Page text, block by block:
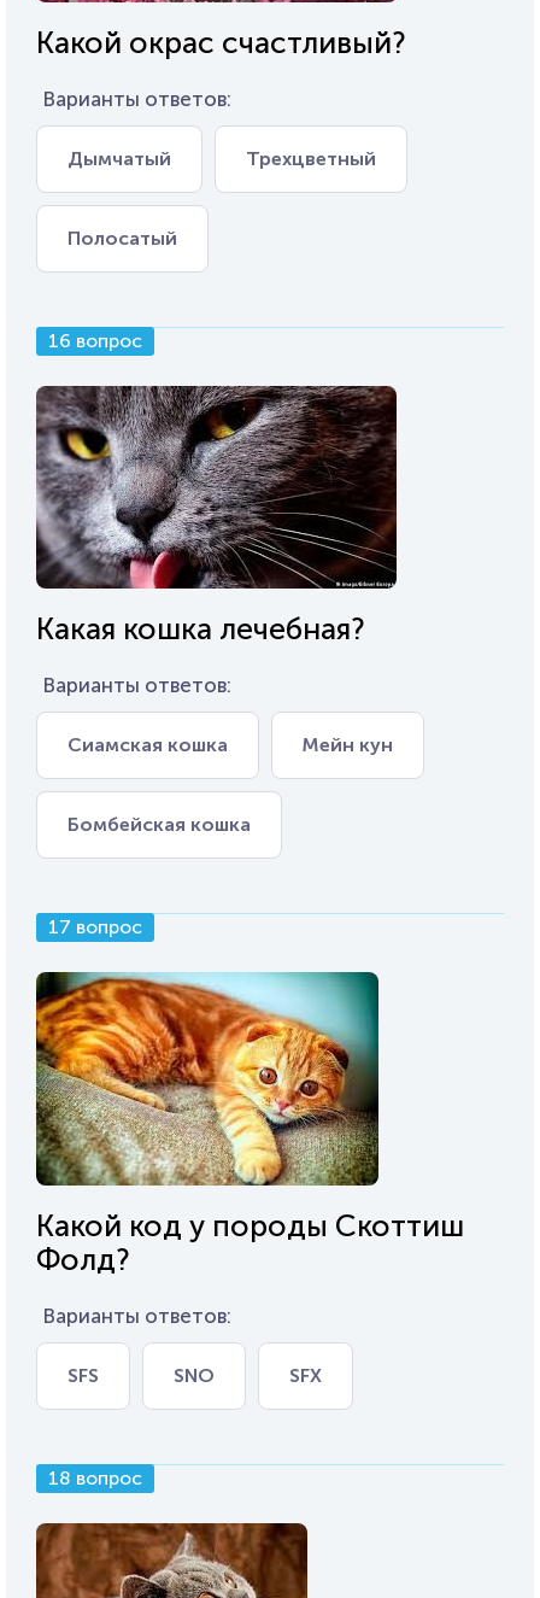
Какой окрас счастливый?
Варианты ответов:
Дымчатый Трехцветный
Полосатый
16 вопрос
Какая кошка лечебная?
Варианты ответов:
Сиамская кошка Мейн кун
Бомбейская кошка
17 вопрос
Какой код у породы Скоттиш
Фолд?
Варианты ответов:
SFS SNO SFX
18 вопрос